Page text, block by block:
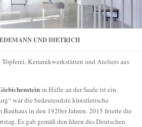
UND DIETRICH
Keramikwerkstätten und Ateliers aus
in Halle an der Saale ist ein
war die bedeutendste künstlerische
in den 1920er Jahren. 2015 feierte die
Es gab gemäß den Ideen des Deutschen